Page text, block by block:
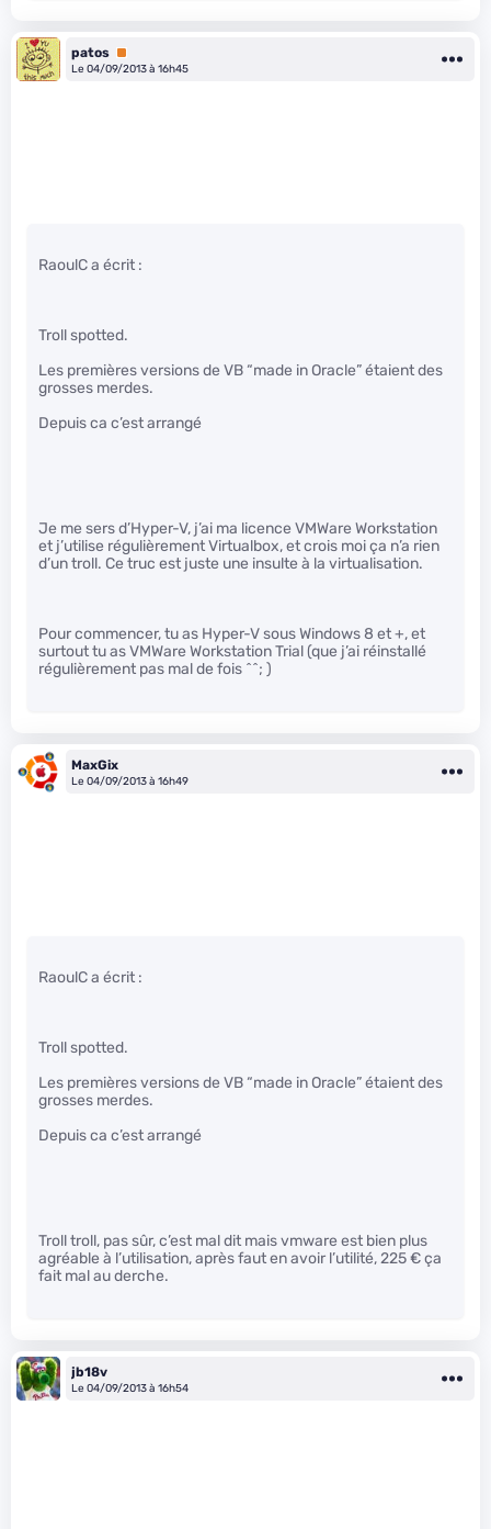
patos Premium
Le 04/09/2013 à 16h45
RaoulC a écrit :
Troll spotted.
Les premières versions de VB “made in Oracle” étaient des
grosses merdes.
Depuis ca c’est arrangé
Je me sers d’Hyper-V, j’ai ma licence VMWare Workstation
et j’utilise régulièrement Virtualbox, et crois moi ça n’a rien
d’un troll. Ce truc est juste une insulte à la virtualisation.
Pour commencer, tu as Hyper-V sous Windows 8 et +, et
surtout tu as VMWare Workstation Trial (que j’ai réinstallé
régulièrement pas mal de fois ^^; )
MaxGix
Le 04/09/2013 à 16h49
RaoulC a écrit :
Troll spotted.
Les premières versions de VB “made in Oracle” étaient des
grosses merdes.
Depuis ca c’est arrangé
Troll troll, pas sûr, c’est mal dit mais vmware est bien plus
agréable à l’utilisation, après faut en avoir l’utilité, 225 € ça
fait mal au derche.
jb18v
Le 04/09/2013 à 16h54